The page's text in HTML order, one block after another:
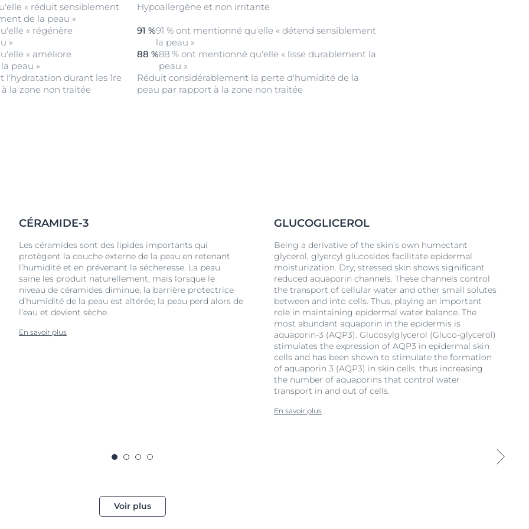
« réduit sensiblement
de la peau »
Hypoallergène et non irritante
« régénère
»
91 %91 % ont mentionné qu'elle « détend sensiblement
la peau »
« améliore
peau »
88 %88 % ont mentionné qu'elle « lisse durablement la
peau »
l'hydratation durant les 1re
la zone non traitée
Réduit considérablement la perte d'humidité de la
peau par rapport à la zone non traitée
CÉRAMIDE-3
Les céramides sont des lipides importants qui
protègent la couche externe de la peau en retenant
l’humidité et en prévenant la sécheresse. La peau
saine les produit naturellement, mais lorsque le
niveau de céramides diminue, la barrière protectrice
d’humidité de la peau est altérée; la peau perd alors de
l’eau et devient sèche.
En savoir plus
GLUCOGLICEROL
Being a derivative of the skin’s own humectant
glycerol, glyercyl glucosides facilitate epidermal
moisturization. Dry, stressed skin shows significant
reduced aquaporin channels. These channels control
the transport of cellular water and other small solutes
between and into cells. Thus, playing an important
role in maintaining epidermal water balance. The
most abundant aquaporin in the epidermis is
aquaporin-3 (AQP3). Glucosylglycerol (Gluco-glycerol)
stimulates the expression of AQP3 in epidermal skin
cells and has been shown to stimulate the formation
of aquaporin 3 (AQP3) in skin cells, thus increasing
the number of aquaporins that control water
transport in and out of cells.
En savoir plus
Voir plus